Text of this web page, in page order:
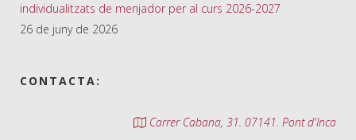
individualitzats de menjador per al curs 2026-2027
26 de juny de 2026
CONTACTA:
Carrer Cabana, 31. 07141. Pont d'Inca